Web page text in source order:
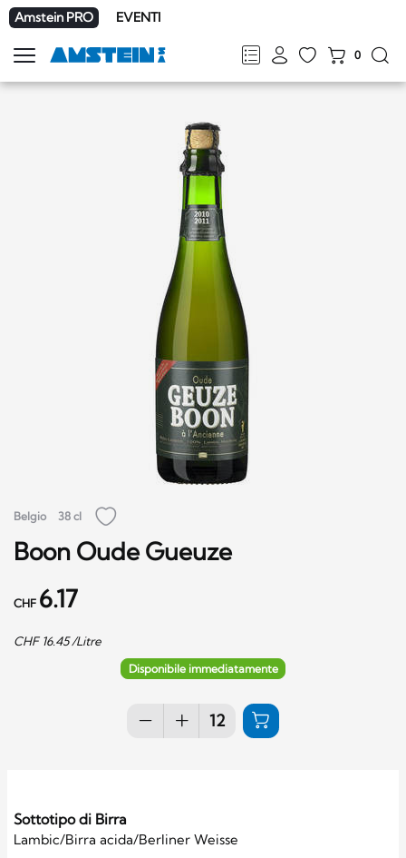
Amstein PRO EVENTI
FRDEENIT
0
Mostra
la
Belgio 38 cl
Boon Oude Gueuze
CHF 6.17
CHF 16.45/Litre
Disponibile immediatamente
Sottotipo di Birra
Lambic/Birra acida/Berliner Weisse